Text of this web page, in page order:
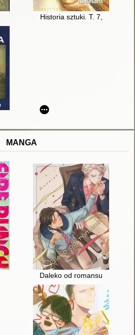
Historia sztuki. T. 7,
MANGA
Daleko od romansu